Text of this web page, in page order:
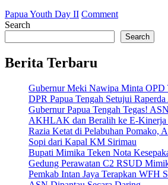
Papua Youth Day II Commenton
Siap
Gelar
II
2025,
Ribuan
OMK
dari
Seluruh
Papua
Akan
Hadir
Search
Search
Berita Terbaru
Gubernur Meki Nawipa Minta OPD
DPR Papua Tengah Setujui
Gubernur Papua Tengah Tegas!
AKHLAK dan Beralih ke E-Kinerja
Razia Ketat di Pelabuhan Pomako,
Sopi dari Kapal KM Sirimau
Bupati Mimika Teken Nota
Gedung Perawatan C2 RSUD
Pemkab Intan Jaya Terapkan WFH